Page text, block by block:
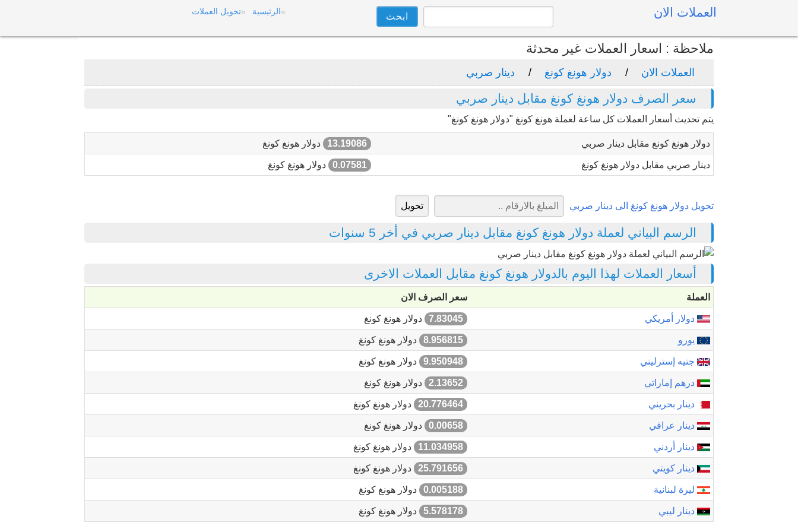
العملات الان الرئيسية تحويل العملات
ملاحظة : اسعار العملات غير محدثة
العملات الان دولار هونغ كونغ دينار صربي
سعر الصرف دولار هونغ كونغ مقابل دينار صربي
يتم تحديث أسعار العملات كل ساعة لعملة هونغ كونغ "دولار هونغ كونغ"
دولار هونغ كونغ مقابل دينار صربي 13.19086 دولار هونغ كونغ
دينار صربي مقابل دولار هونغ كونغ 0.07581 دولار هونغ كونغ
تحويل دولار هونغ كونغ الى دينار صربي
الرسم البياني لعملة دولار هونغ كونغ مقابل دينار صربي في أخر 5 سنوات
أسعار العملات لهذا اليوم بالدولار هونغ كونغ مقابل العملات الاخرى
العملة سعر الصرف الان
دولار أمريكي 7.83045 دولار هونغ كونغ
يورو 8.956815 دولار هونغ كونغ
جنيه إسترليني 9.950948 دولار هونغ كونغ
درهم إماراتي 2.13652 دولار هونغ كونغ
دينار بحريني 20.776464 دولار هونغ كونغ
دينار عراقي 0.00658 دولار هونغ كونغ
دينار أردني 11.034958 دولار هونغ كونغ
دينار كويتي 25.791656 دولار هونغ كونغ
ليرة لبنانية 0.005188 دولار هونغ كونغ
دينار ليبي 5.578178 دولار هونغ كونغ